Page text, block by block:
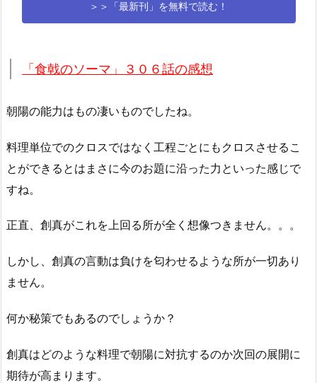
＞＞「最新刊」を無料で読む！
「食戟のソーマ」３０６話の感想
朝陽の能力はもの凄いものでしたね。
料理単位でのクロスではなく工程ごとにもクロスさせるこ
とができるとはまさに今のお題に沿った力といった感じで
すね。
正直、創真がこれを上回る所が全く想像つきません。。。
しかし、創真の言動は負けを匂わせるような所が一切あり
ません。
何か秘策でもあるのでしょうか？
創真はどのような料理で朝陽に対抗するのか次回の展開に
期待が高まります。